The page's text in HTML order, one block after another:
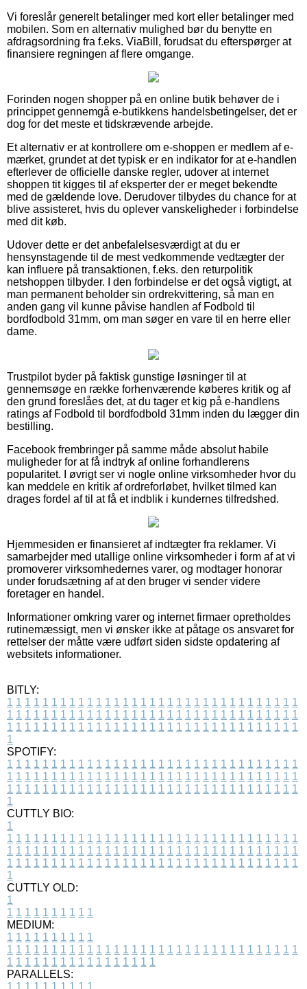
Vi foreslår generelt betalinger med kort eller betalinger med
mobilen. Som en alternativ mulighed bør du benytte en
afdragsordning fra f.eks. ViaBill, forudsat du efterspørger at
finansiere regningen af flere omgange.
Forinden nogen shopper på en online butik behøver de i
princippet gennemgå e-butikkens handelsbetingelser, det er
dog for det meste et tidskrævende arbejde.
Et alternativ er at kontrollere om e-shoppen er medlem af e-
mærket, grundet at det typisk er en indikator for at e-handlen
efterlever de officielle danske regler, udover at internet
shoppen tit kigges til af eksperter der er meget bekendte
med de gældende love. Derudover tilbydes du chance for at
blive assisteret, hvis du oplever vanskeligheder i forbindelse
med dit køb.
Udover dette er det anbefalelsesværdigt at du er
hensynstagende til de mest vedkommende vedtægter der
kan influere på transaktionen, f.eks. den returpolitik
netshoppen tilbyder. I den forbindelse er det også vigtigt, at
man permanent beholder sin ordrekvittering, så man en
anden gang vil kunne påvise handlen af Fodbold til
bordfodbold 31mm, om man søger en vare til en herre eller
dame.
Trustpilot byder på faktisk gunstige løsninger til at
gennemsøge en række forhenværende køberes kritik og af
den grund foreslåes det, at du tager et kig på e-handlens
ratings af Fodbold til bordfodbold 31mm inden du lægger din
bestilling.
Facebook frembringer på samme måde absolut habile
muligheder for at få indtryk af online forhandlerens
popularitet. I øvrigt ser vi nogle online virksomheder hvor du
kan meddele en kritik af ordreforløbet, hvilket tilmed kan
drages fordel af til at få et indblik i kundernes tilfredshed.
Hjemmesiden er finansieret af indtægter fra reklamer. Vi
samarbejder med utallige online virksomheder i form af at vi
promoverer virksomhedernes varer, og modtager honorar
under forudsætning af at den bruger vi sender videre
foretager en handel.
Informationer omkring varer og internet firmaer opretholdes
rutinemæssigt, men vi ønsker ikke at påtage os ansvaret for
rettelser der måtte være udført siden sidste opdatering af
websitets informationer.
BITLY:
1 1 1 1 1 1 1 1 1 1 1 1 1 1 1 1 1 1 1 1 1 1 1 1 1 1 1 1 1 1 1 1 1
1 1 1 1 1 1 1 1 1 1 1 1 1 1 1 1 1 1 1 1 1 1 1 1 1 1 1 1 1 1 1 1 1
1 1 1 1 1 1 1 1 1 1 1 1 1 1 1 1 1 1 1 1 1 1 1 1 1 1 1 1 1 1 1 1 1
1
SPOTIFY:
1 1 1 1 1 1 1 1 1 1 1 1 1 1 1 1 1 1 1 1 1 1 1 1 1 1 1 1 1 1 1 1 1
1 1 1 1 1 1 1 1 1 1 1 1 1 1 1 1 1 1 1 1 1 1 1 1 1 1 1 1 1 1 1 1 1
1 1 1 1 1 1 1 1 1 1 1 1 1 1 1 1 1 1 1 1 1 1 1 1 1 1 1 1 1 1 1 1 1
1
CUTTLY BIO:
1
1 1 1 1 1 1 1 1 1 1 1 1 1 1 1 1 1 1 1 1 1 1 1 1 1 1 1 1 1 1 1 1 1
1 1 1 1 1 1 1 1 1 1 1 1 1 1 1 1 1 1 1 1 1 1 1 1 1 1 1 1 1 1 1 1 1
1 1 1 1 1 1 1 1 1 1 1 1 1 1 1 1 1 1 1 1 1 1 1 1 1 1 1 1 1 1 1 1 1
1
CUTTLY OLD:
1
1 1 1 1 1 1 1 1 1 1
MEDIUM:
1 1 1 1 1 1 1 1 1 1
1 1 1 1 1 1 1 1 1 1 1 1 1 1 1 1 1 1 1 1 1 1 1 1 1 1 1 1 1 1 1 1 1
1 1 1 1 1 1 1 1 1 1 1 1 1 1 1 1 1
PARALLELS:
1 1 1 1 1 1 1 1 1 1